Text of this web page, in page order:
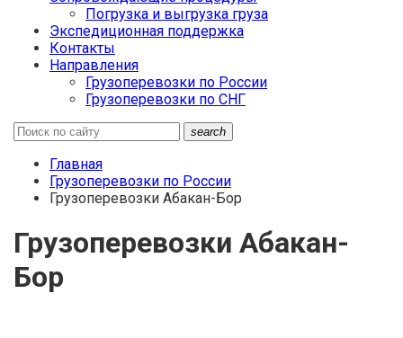
Погрузка и выгрузка груза
Экспедиционная поддержка
Контакты
Направления
Грузоперевозки по России
Грузоперевозки по СНГ
search
Главная
Грузоперевозки по России
Грузоперевозки Абакан-Бор
Грузоперевозки Абакан-
Бор